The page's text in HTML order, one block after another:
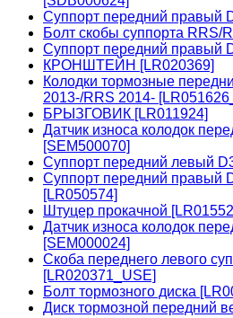
Суппорт передний правый
Болт скобы суппорта RRS/
Суппорт передний правый
КРОНШТЕЙН [LR020369]
Колодки тормозные
2013-/RRS 2014-
БРЫЗГОВИК [LR011924]
Датчик износа колодок
[SEM500070]
Суппорт передний левый
Суппорт передний правый
[LR050574]
Штуцер прокачной
Датчик износа колодок
[SEM000024]
Скоба переднего левого
[LR020371_USE]
Болт тормозного диска
Диск тормозной передний